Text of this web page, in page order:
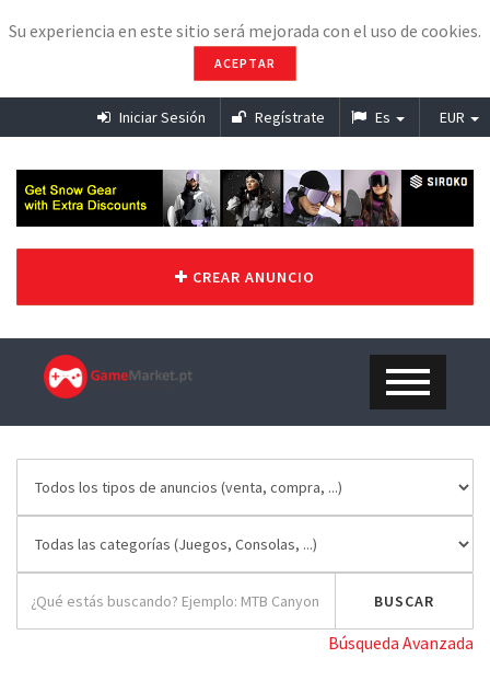
Su experiencia en este sitio será mejorada con el uso de cookies.
ACEPTAR
Iniciar Sesión Regístrate Es EUR
CREAR ANUNCIO
Búsqueda Avanzada